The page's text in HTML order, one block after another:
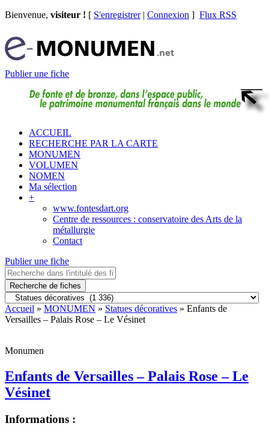
Bienvenue, visiteur ! [ S'enregistrer| Connexion ] Flux RSS
Publier une fiche
ACCUEIL
RECHERCHE PAR LA CARTE
MONUMEN
VOLUMEN
NOMEN
Ma sélection
+
www.fontesdart.org
Centre de ressources : conservatoire des Arts de la
métallurgie
Contact
Publier une fiche
Recherche de fiches
Accueil » MONUMEN » Statues décoratives » Enfants de
Versailles – Palais Rose – Le Vésinet
Monumen
Enfants de Versailles – Palais Rose – Le
Vésinet
Informations :